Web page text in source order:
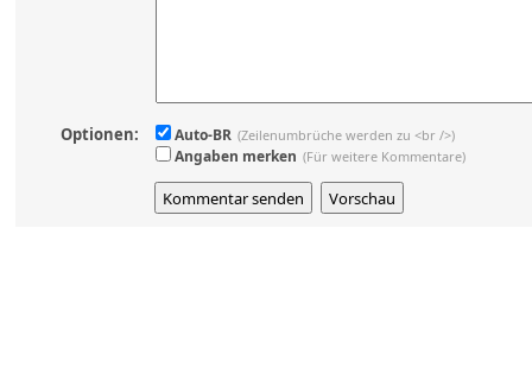
Optionen: Auto-BR (Zeilenumbrüche werden zu <br />)
Angaben merken (Für weitere Kommentare)